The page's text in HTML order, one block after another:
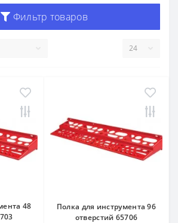
Фильтр товаров
48
Полка для инструмента 96
отверстий 65706